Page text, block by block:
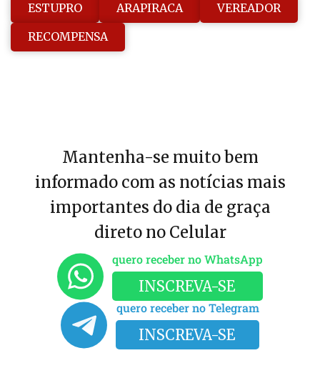
ESTUPRO ARAPIRACA
VEREADOR
RECOMPENSA
Mantenha-se muito bem
informado com as notícias mais
importantes do dia de graça
direto no Celular
quero receber no WhatsApp
INSCREVA-SE
quero receber no Telegram
INSCREVA-SE